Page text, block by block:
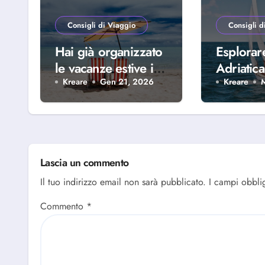
Consigli di Viaggio
Hai già organizzato
le vacanze estive in
famiglia? Scopri
perché scegliere
Alba Adriatica
Kreare Gen 21, 2026
Consigli
della
Kreare
Lascia un commento
Il tuo indirizzo email non sarà pubblicato. I campi
Commento *